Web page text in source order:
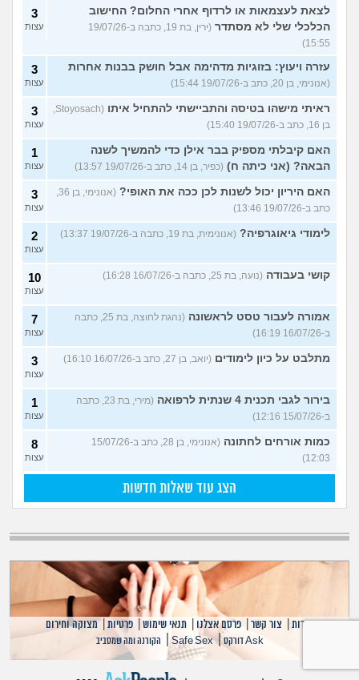
לצאת לעצמאות או לרדוף אחרי החלום? החישוב
הכלכלי שלי לא מסתדר
(ירין, בת 19, כתבה ב-19/07/26
15:55)
3
עצות
עזרה ויעוץ: בזוגיות מדהימה אבל חושק בבנות אחרות
(אנונימי, בן 20, כתב ב-19/07/26 15:44)
3
עצות
ראיתי מישהו בטיסה והתביישתי להתחיל איתו
בן 16, כתב ב-19/07/26 15:40)
3
עצות
האם קיבלתי מספיק בבר אילן כדי להמשיך לשנה
הבאה? (אני כיתה ח) (כפיר, בן 14, כתב ב-19/07/26 13:57)
1
עצות
האם היריון יכול לשנות לכן ככה את האופי?
כתב ב-19/07/26 13:46)
3
עצות
לימודי גיאוגרפיה? (אנונימית, בת 19, כתבה ב-19/07/26 13:37) 2
עצות
קושי בעבודה (נועה, בת 25, כתבה ב-16/07/26 16:28) 10
עצות
אמורה לעבור טסט לראשונה
(נהגת לחוצה, בת 25, כתבה
ב-16/07/26 16:19)
7
עצות
מתלבט על כיון לימודים (יואב, בן 27, כתב ב-16/07/26 16:10) 3
עצות
בירור לגבי תכנית 4 שנתית לרפואה
(מירי, בת 23, כתבה
ב-15/07/26 12:16)
1
עצות
כמות אורחים לחתונה
(אנונימי, בן 28, כתב ב-15/07/26
12:03)
8
עצות
הצג עוד שאלות חדשות
אודות צור קשר |פרסם אצלנו |תנאי שימוש |פרטיות |מצוקה וחירום
Ask דורקס |
Safe Sex
| הקורנה ומה שמסביב